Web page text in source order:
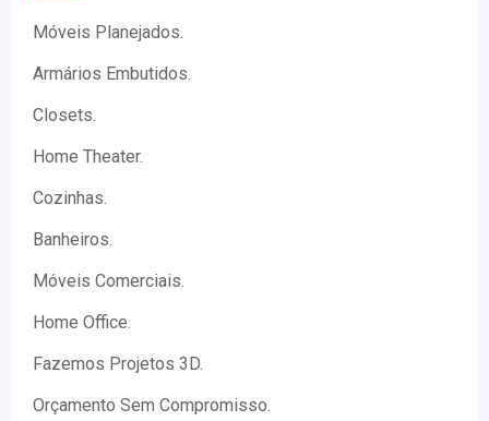
Móveis Planejados.
Armários Embutidos.
Closets.
Home Theater.
Cozinhas.
Banheiros.
Móveis Comerciais.
Home Office.
Fazemos Projetos 3D.
Orçamento Sem Compromisso.